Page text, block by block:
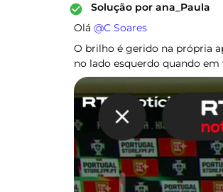
Solução por ana_Paula
Olá ​ @C Soares
O brilho é gerido na própria
no lado esquerdo quando em